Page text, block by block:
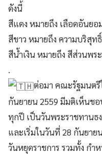
ดังนี้
สีแดง หมายถึง เลือดอันย
สีขาว หมายถึง ความบริสุท
สีน้ำเงิน หมายถึง สีส่วนพ
.
ต่อมา คณะรัฐมนตรี
กันยายน 2559 มีมติเห็นช
ทุกปี เป็นวันพระราชทานธ
และเริ่มในวันที่ 28 กันยาย
วันหยุดราชการ รวมทั้ง ก